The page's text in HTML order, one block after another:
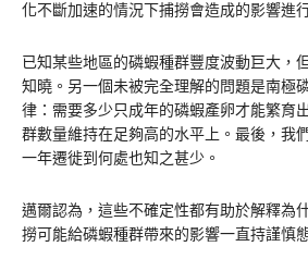
化不斷加速的情況下捕撈會造成的影響進
已知某些地區的磷蝦種群豐度波動巨大，
知曉。另一個未被完全理解的問題是南極
律：需要多少只成年的磷蝦產卵才能繁育
群數量維持在足夠高的水平上。最後，我
一年遷徙到何處也知之甚少。
邁爾認為，這些不確定性都有助於解釋為
撈可能給磷蝦種群帶來的影響一直持謹慎